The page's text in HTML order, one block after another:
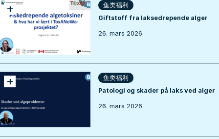
+
鱼类福利
Giftstoff fra laksedrepende alger
26. mars 2026
+
鱼类福利
Patologi og skader på laks ved alger
26. mars 2026